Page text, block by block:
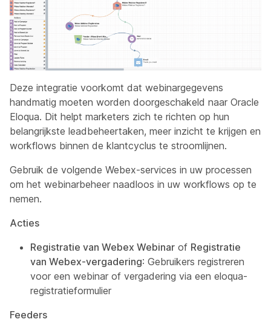
Deze integratie voorkomt dat webinargegevens
handmatig moeten worden doorgeschakeld naar Oracle
Eloqua. Dit helpt marketers zich te richten op hun
belangrijkste leadbeheertaken, meer inzicht te krijgen en
workflows binnen de klantcyclus te stroomlijnen.
Gebruik de volgende Webex-services in uw processen
om het webinarbeheer naadloos in uw workflows op te
nemen.
Acties
Registratie van Webex Webinar of Registratie
van Webex-vergadering: Gebruikers registreren
voor een webinar of vergadering via een eloqua-
registratieformulier
Feeders